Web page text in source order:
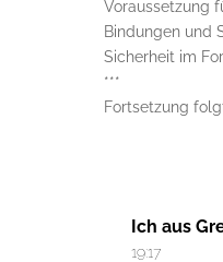
Voraussetzung
Bindungen und
Sicherheit im
***
Fortsetzung
Ich aus
19:17